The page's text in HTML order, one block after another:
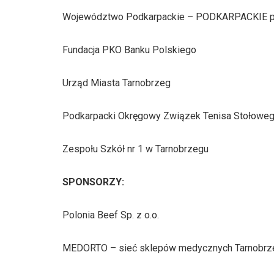
Województwo Podkarpackie – PODKARPACKIE
Fundacja PKO Banku Polskiego
Urząd Miasta Tarnobrzeg
Podkarpacki Okręgowy Związek Tenisa
Zespołu Szkół nr 1 w Tarnobrzegu
SPONSORZY:
Polonia Beef Sp. z o.o.
MEDORTO – sieć sklepów medycznych